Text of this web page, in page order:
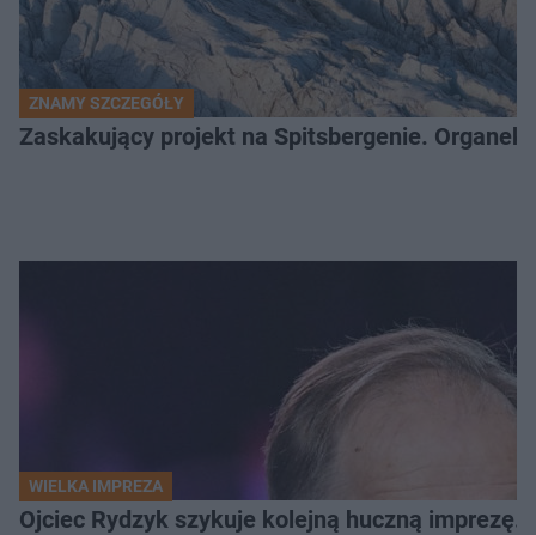
ZNAMY SZCZEGÓŁY
Zaskakujący projekt na Spitsbergenie.
WIELKA IMPREZA
Ojciec Rydzyk szykuje kolejną huczną imprezę.